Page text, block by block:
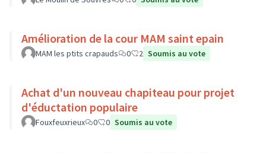
Amélioration de la cour MAM saint epain
MAM les ptits crapauds 0 2 Soumis au vote
Achat d'un nouveau chapiteau pour projet
d'éductation populaire
Fouxfeuxrieux 0 0 Soumis au vote